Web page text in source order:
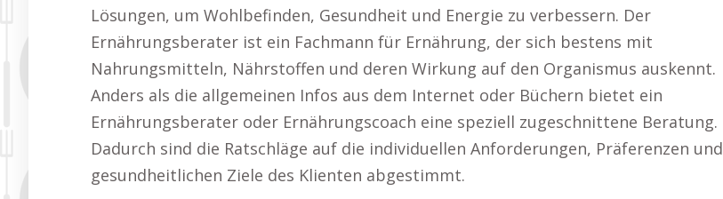
Lösungen, um Wohlbefinden, Gesundheit und Energie zu verbessern. Der
Ernährungsberater ist ein Fachmann für Ernährung, der sich bestens mit
Nahrungsmitteln, Nährstoffen und deren Wirkung auf den Organismus auskennt.
Anders als die allgemeinen Infos aus dem Internet oder Büchern bietet ein
Ernährungsberater oder Ernährungscoach eine speziell zugeschnittene Beratung.
Dadurch sind die Ratschläge auf die individuellen Anforderungen, Präferenzen und
gesundheitlichen Ziele des Klienten abgestimmt.